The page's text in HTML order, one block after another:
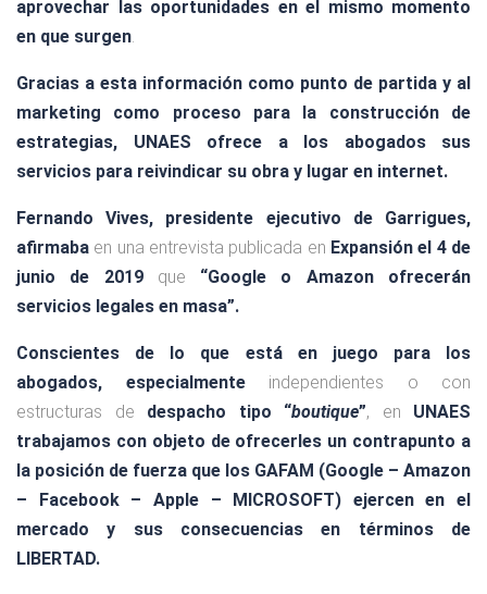
aprovechar las oportunidades en el mismo momento
en que surgen.
Gracias a esta información como punto de partida y al
marketing como proceso para la construcción de
estrategias, UNAES ofrece a los abogados sus
servicios para reivindicar su obra y lugar en internet.
Fernando Vives, presidente ejecutivo de Garrigues,
afirmaba en una entrevista publicada en Expansión el 4 de
junio de 2019que “Google o Amazon ofrecerán
servicios legales en masa”.
Conscientes de lo que está en juego para los
abogados, especialmenteindependientes o con
estructuras de despacho tipo “boutique”, en UNAES
trabajamos con objeto de ofrecerles un contrapunto a
la posición de fuerza que los GAFAM (Google – Amazon
– Facebook – Apple – MICROSOFT) ejercen en el
mercado y sus consecuencias en términos de
LIBERTAD.